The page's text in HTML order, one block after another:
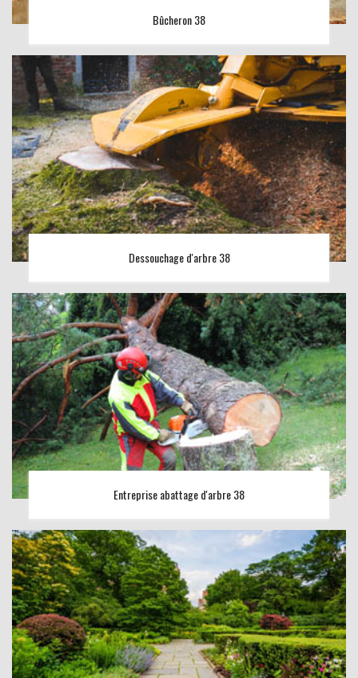
Bûcheron 38
Dessouchage d'arbre 38
Entreprise abattage d'arbre 38